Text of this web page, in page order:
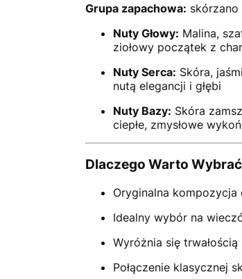
Grupa zapachowa:
Nuty Głowy: Malina,
ziołowy początek z
Nuty Serca: Skóra,
nutą elegancji i głębi
Nuty Bazy: Skóra
ciepłe, zmysłowe
Dlaczego Warto
Oryginalna
Idealny wybór na
Wyróżnia się
Połączenie klasycznej